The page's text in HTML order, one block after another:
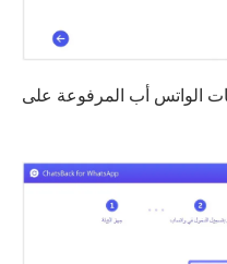
بيانات الواتس أب المرفوعة على